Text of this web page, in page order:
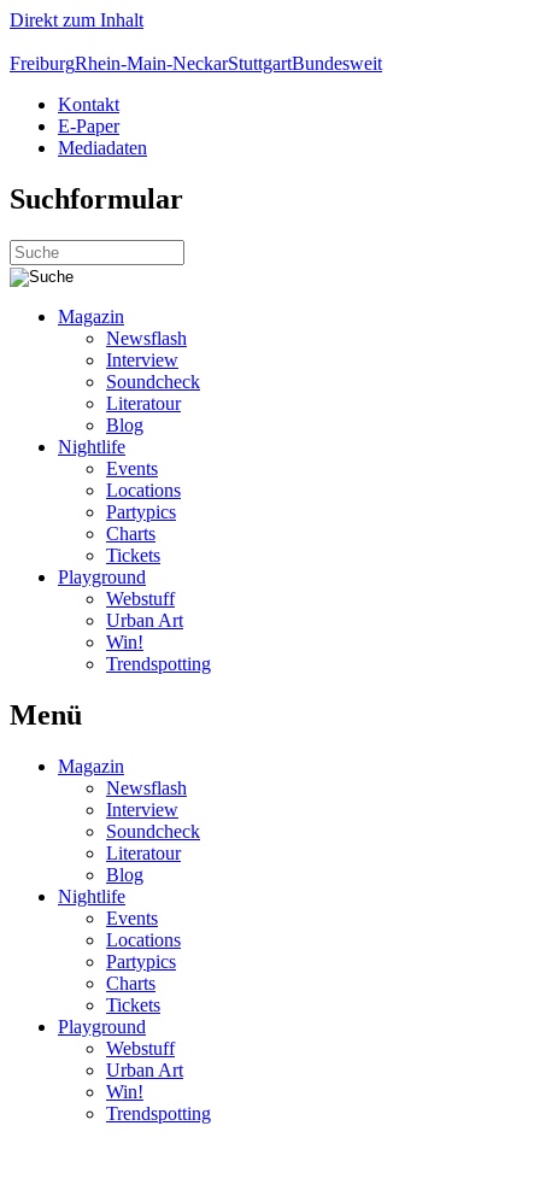
Direkt zum Inhalt
FreiburgRhein-Main-NeckarStuttgartBundesweit
Kontakt
E-Paper
Mediadaten
Suchformular
Magazin
Newsflash
Interview
Soundcheck
Literatour
Blog
Nightlife
Events
Locations
Partypics
Charts
Tickets
Playground
Webstuff
Urban Art
Win!
Trendspotting
Menü
Magazin
Newsflash
Interview
Soundcheck
Literatour
Blog
Nightlife
Events
Locations
Partypics
Charts
Tickets
Playground
Webstuff
Urban Art
Win!
Trendspotting